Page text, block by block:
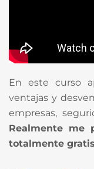
En este curso
ventajas y
empresas,
Realmente me
totalmente